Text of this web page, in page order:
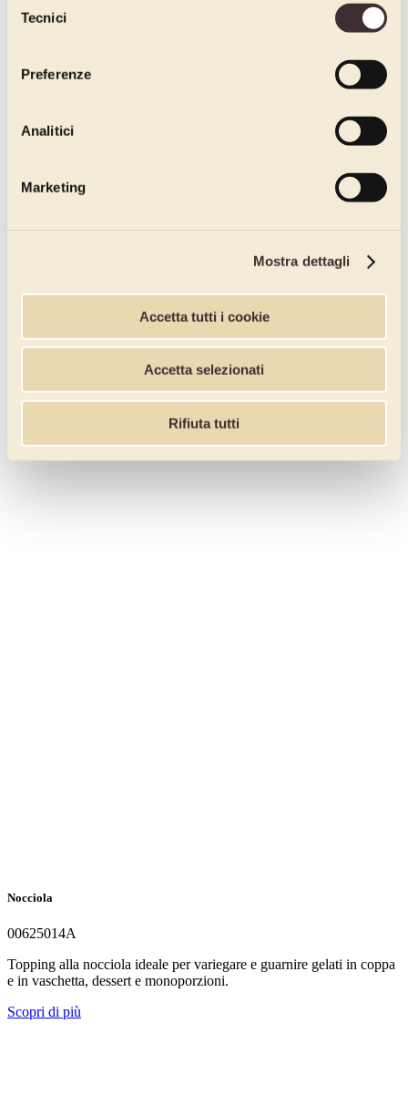
delTecnici
Preferenze
Analitici
Marketing
Mostra dettagli
Accetta tutti i cookie
Accetta selezionati
Rifiuta tutti
Nocciola
00625014A
Topping alla nocciola ideale per variegare e guarnire gelati in coppa
e in vaschetta, dessert e monoporzioni.
Scopri di più